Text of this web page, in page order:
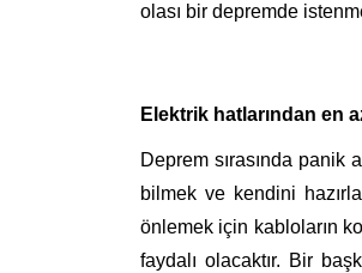
olası bir depremde
Elektrik hatlarından en
Deprem sırasında panik
bilmek ve kendini
önlemek için kabloların
faydalı olacaktır. Bir